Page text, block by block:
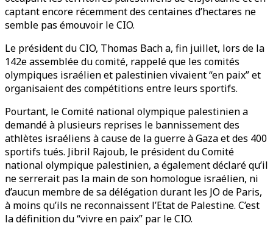
captant encore récemment des centaines d’hectares ne
semble pas émouvoir le CIO.
Le président du CIO, Thomas Bach a, fin juillet, lors de la
142e assemblée du comité, rappelé que les comités
olympiques israélien et palestinien vivaient “en paix” et
organisaient des compétitions entre leurs sportifs.
Pourtant, le Comité national olympique palestinien a
demandé à plusieurs reprises le bannissement des
athlètes israéliens à cause de la guerre à Gaza et des 400
sportifs tués. Jibril Rajoub, le président du Comité
national olympique palestinien, a également déclaré qu’il
ne serrerait pas la main de son homologue israélien, ni
d’aucun membre de sa délégation durant les JO de Paris,
à moins qu’ils ne reconnaissent l’Etat de Palestine. C’est
la définition du “vivre en paix” par le CIO.